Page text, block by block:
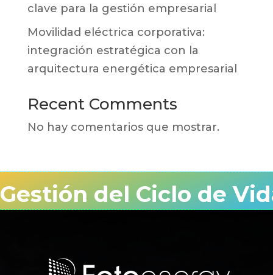
clave para la gestión empresarial
Movilidad eléctrica corporativa:
integración estratégica con la
arquitectura energética empresarial
Recent Comments
No hay comentarios que mostrar.
Gestión del Ciclo de